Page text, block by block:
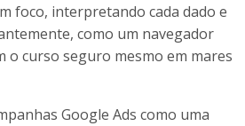
foco, interpretando cada dado e
como um navegador
o curso seguro mesmo em mares
Google Ads como uma